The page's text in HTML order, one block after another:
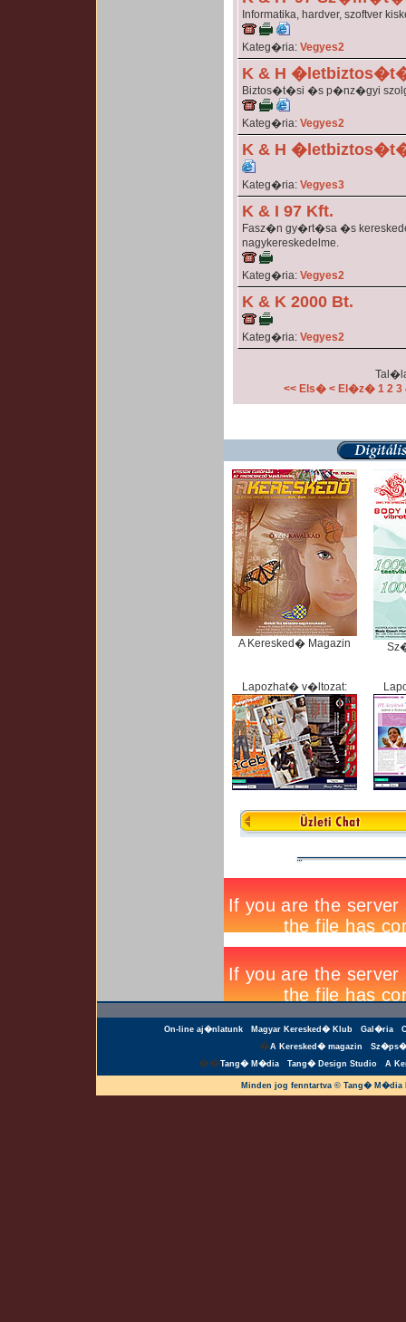
Informatika, hardver, szoftver
Kateg�ria: Vegyes2
K & H
Biztos�t�si �s p�nz�gyi
Kateg�ria: Vegyes2
K & H
Kateg�ria: Vegyes3
K & I 97 Kft.
Fasz�n gy�rt�sa �s
nagykereskedelme.
Kateg�ria: Vegyes2
K & K 2000 Bt.
Kateg�ria: Vegyes2
<< Els� < El�z� 1 2 3
A Keresked� Magazin
Lapozhat� v�ltozat:
On-line aj�nlatunk Magyar Keresked� Klub Gal�ria
�A Keresked� magazin
��Tang� M�dia Tang� Design Studio A
Minden jog fenntartva © Tang�